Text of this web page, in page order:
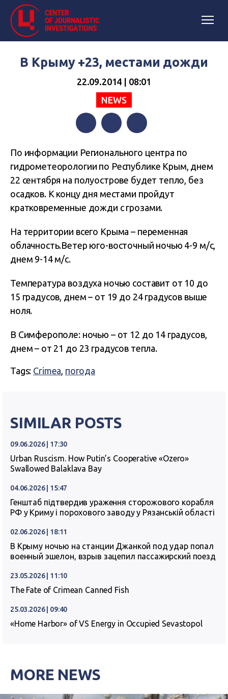
В Крыму +23, местами дожди
22.09.2014 | 08:01
NEWS
По информации Регионального центра по
гидрометеорологии по Республике Крым, днем
22 сентября на полуострове будет тепло, без
осадков. К концу дня местами пройдут
кратковременные дожди с грозами.
На территории всего Крыма – переменная
облачность.Ветер юго-восточный ночью 4-9 м/с,
днем 9-14 м/с.
Температура воздуха ночью составит от 10 до
15 градусов, днем – от 19 до 24 градусов выше
ноля.
В Симферополе: ночью – от 12 до 14 градусов,
днем – от 21 до 23 градусов тепла.
Tags: Crimea, погода
SIMILAR POSTS
09.06.2026 | 17:30
Urban Ruscism. How Putin’s Cooperative «Ozero»
Swallowed Balaklava Bay
04.06.2026 | 15:47
Генштаб підтвердив ураження сторожового корабля
РФ у Криму і порохового заводу у Рязанській області
02.06.2026 | 18:11
В Крыму ночью на станции Джанкой под удар попал
военный эшелон, взрыв зацепил пассажирский поезд
23.05.2026 | 11:10
The Fate of Crimean Canned Fish
25.03.2026 | 09:40
«Home Harbor» of VS Energy in Occupied Sevastopol
MORE NEWS